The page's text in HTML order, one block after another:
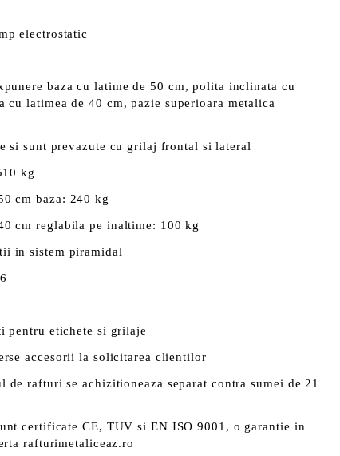
electrostatic
baza cu latime de 50 cm, polita inclinata cu
latimea de 40 cm, pazie superioara metalica
si sunt prevazute cu grilaj frontal si lateral
kg
cm baza: 240 kg
cm reglabila pe inaltime: 100 kg
in sistem piramidal
pentru etichete si grilaje
accesorii la solicitarea clientilor
de rafturi se achizitioneaza separat contra sumei de 21
certificate CE, TUV si EN ISO 9001, o garantie in
rafturimetaliceaz.ro